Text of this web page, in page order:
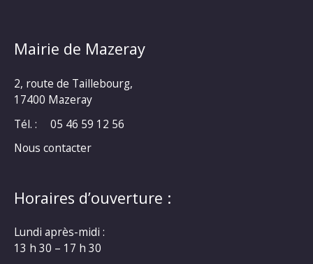
Mairie de Mazeray
2, route de Taillebourg,
17400 Mazeray
Tél. :
05 46 59 12 56
Nous contacter
Horaires d’ouverture :
Lundi après-midi :
13 h 30 – 17 h 30